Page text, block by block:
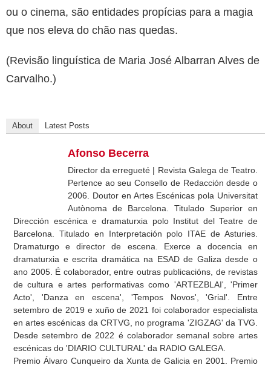
ou o cinema, são entidades propícias para a magia
que nos eleva do chão nas quedas.
(Revisão linguística de Maria José Albarran Alves de
Carvalho.)
About Latest Posts
Afonso Becerra
Director da erregueté | Revista Galega de Teatro.
Pertence ao seu Consello de Redacción desde o
2006. Doutor en Artes Escénicas pola Universitat
Autònoma de Barcelona. Titulado Superior en
Dirección escénica e dramaturxia polo Institut del Teatre de
Barcelona. Titulado en Interpretación polo ITAE de Asturies.
Dramaturgo e director de escena. Exerce a docencia en
dramaturxia e escrita dramática na ESAD de Galiza desde o
ano 2005. É colaborador, entre outras publicacións, de revistas
de cultura e artes performativas como 'ARTEZBLAI', 'Primer
Acto', 'Danza en escena', 'Tempos Novos', 'Grial'. Entre
setembro de 2019 e xuño de 2021 foi colaborador especialista
en artes escénicas da CRTVG, no programa 'ZIGZAG' da TVG.
Desde setembro de 2022 é colaborador semanal sobre artes
escénicas do 'DIARIO CULTURAL' da RADIO GALEGA.
Premio Álvaro Cunqueiro da Xunta de Galicia en 2001. Premio